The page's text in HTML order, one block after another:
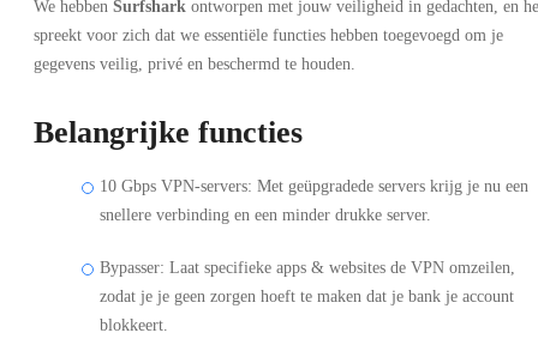
We hebben Surfshark ontworpen met jouw veiligheid in gedachten, en
spreekt voor zich dat we essentiële functies hebben toegevoegd om je
gegevens veilig, privé en beschermd te houden.
Belangrijke functies
10 Gbps VPN-servers: Met geüpgradede servers krijg je nu een
snellere verbinding en een minder drukke server.
Bypasser: Laat specifieke apps & websites de VPN omzeilen,
zodat je je geen zorgen hoeft te maken dat je bank je account
blokkeert.